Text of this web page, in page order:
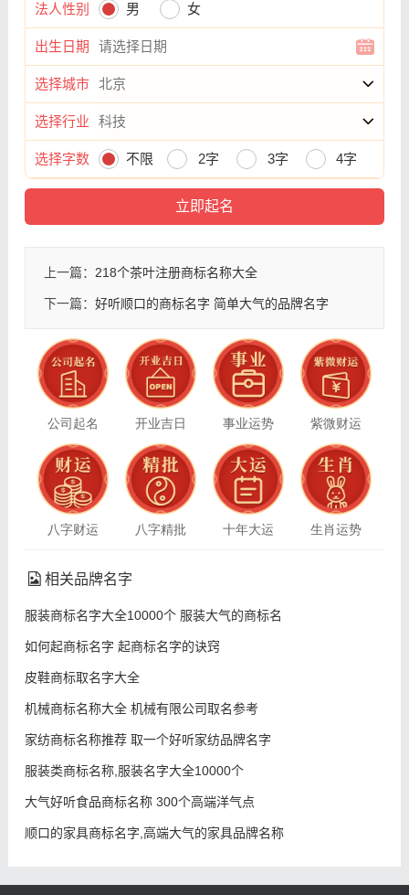
法人性别 男 女
出生日期
选择城市
选择行业
选择字数 不限 2字 3字 4字
上一篇： 218个茶叶注册商标名称大全
下一篇： 好听顺口的商标名字 简单大气的品牌名字
公司起名 开业吉日 事业运势 紫微财运
八字财运 八字精批 十年大运 生肖运势
相关品牌名字
服装商标名字大全10000个 服装大气的商标名
如何起商标名字 起商标名字的诀窍
皮鞋商标取名字大全
机械商标名称大全 机械有限公司取名参考
家纺商标名称推荐 取一个好听家纺品牌名字
服装类商标名称,服装名字大全10000个
大气好听食品商标名称 300个高端洋气点
顺口的家具商标名字,高端大气的家具品牌名称